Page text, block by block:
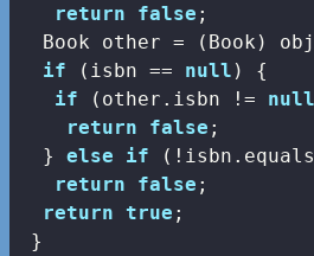
return
false ;
Book other = (Book)
if (isbn == null ) {
if (other.isbn != null
return
false ;
  }
else if
return
false ;
return true ;
}